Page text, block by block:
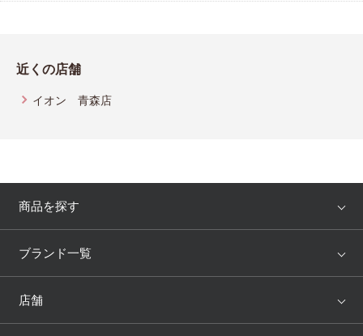
近くの店舗
イオン 青森店
商品を探す
アイテム
トピックス
ブランド一覧
WACOAL
店舗